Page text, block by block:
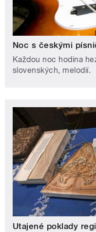
Noc s českými
Každou noc hodina
slovenských, melodií.
Utajené poklady